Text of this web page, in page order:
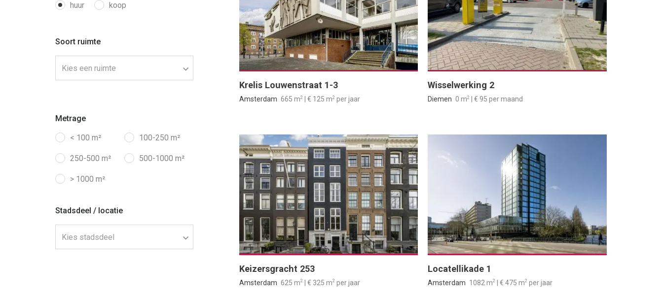
Krelis Louwenstraat 1-3
Amsterdam 665 m2 | € 125 m2 per jaar
Wisselwerking 2
Diemen 0 m2 | € 95 per maand
Keizersgracht 253
Amsterdam 625 m2 | € 325 m2 per jaar
Locatellikade 1
Amsterdam 1082 m2 | € 475 m2 per jaar
huur koop
Soort ruimte
Kies een ruimte
Metrage
< 100 m² 100-250 m²
250-500 m² 500-1000 m²
> 1000 m²
Stadsdeel / locatie
Kies stadsdeel